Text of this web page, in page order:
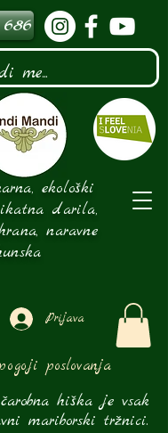
ekološki
darila,
naravne
hiška je vsak
mariborski tržnici.
Prijava
poslovanja